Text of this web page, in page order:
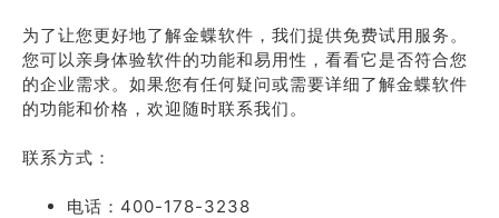
为了让您更好地了解金蝶软件，我们提供免费试用服务。
您可以亲身体验软件的功能和易用性，看看它是否符合您
的企业需求。如果您有任何疑问或需要详细了解金蝶软件
的功能和价格，欢迎随时联系我们。
联系方式：
电话：400-178-3238